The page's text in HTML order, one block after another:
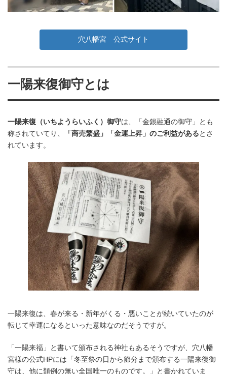
穴八幡宮 公式サイト
一陽来復御守とは
一陽来復（いちようらいふく）御守は、「金銀融通の御守」とも
称されていてり、
「商売繁盛」「金運上昇」のご利益があるとさ
れています。
一陽来復は、春が来る・新年がくる・悪いことが続いていたのが
転じて幸運になるといった意味なのだそうですが。
「一陽来福」と書いて頒布される神社もあるそうですが、穴八幡
宮様の公式HPには「冬至祭の日から節分まで頒布する一陽来復御
守は、他に類例の無い全国唯一のものです。」と書かれていま